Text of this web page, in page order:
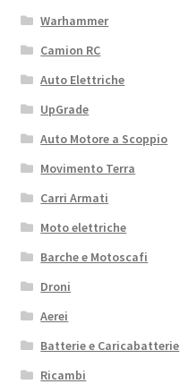
Warhammer
Camion RC
Auto Elettriche
UpGrade
Auto Motore a Scoppio
Movimento Terra
Carri Armati
Moto elettriche
Barche e Motoscafi
Droni
Aerei
Batterie e Caricabatterie
Ricambi